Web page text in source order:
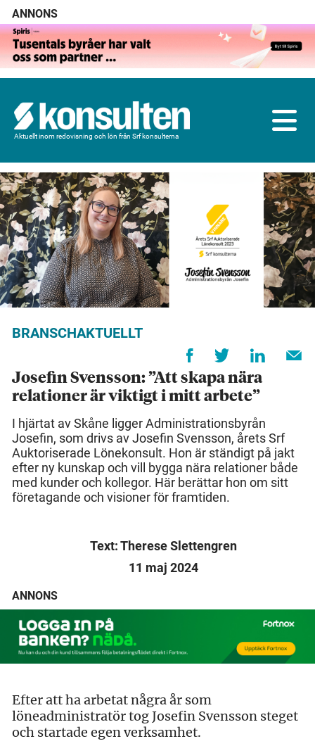
ANNONS
Aktuellt inom redovisning och lön från Srf konsulterna
BRANSCHAKTUELLT
Josefin Svensson: ”Att skapa nära
relationer är viktigt i mitt arbete”
I hjärtat av Skåne ligger Administrationsbyrån
Josefin, som drivs av Josefin Svensson, årets Srf
Auktoriserade Lönekonsult. Hon är ständigt på jakt
efter ny kunskap och vill bygga nära relationer både
med kunder och kollegor. Här berättar hon om sitt
företagande och visioner för framtiden.
Text: Therese Slettengren
11 maj 2024
ANNONS
Efter att ha arbetat några år som
löneadministratör tog Josefin Svensson steget
och startade egen verksamhet.